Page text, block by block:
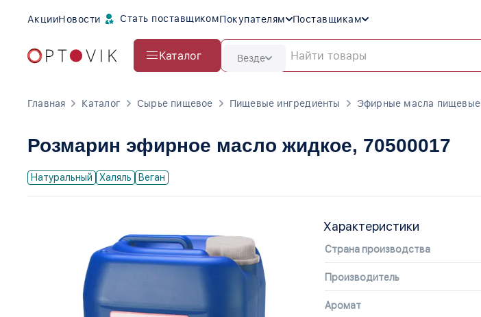
АкцииНовости Стать поставщикомПокупателям Поставщикам
Каталог Везде
Главная Каталог Сырье пищевое Пищевые ингредиенты Эфирные масла пищевые
Розмарин эфирное масло жидкое, 70500017
Натуральный Халяль Веган
Характеристики
Страна производства
Производитель
Аромат